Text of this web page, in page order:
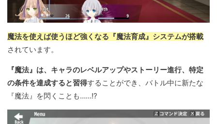
魔法を使えば使うほど強くなる『魔法育成』システムが搭載
されています。
『魔法』は、キャラのレベルアップやストーリー進行、特定
の条件を達成すると習得することができ、バトル中に新たな
『魔法』を閃くことも……!?